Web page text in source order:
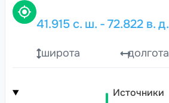
41.915 с. ш. - 72.822 в. д.
широта долгота
Источники